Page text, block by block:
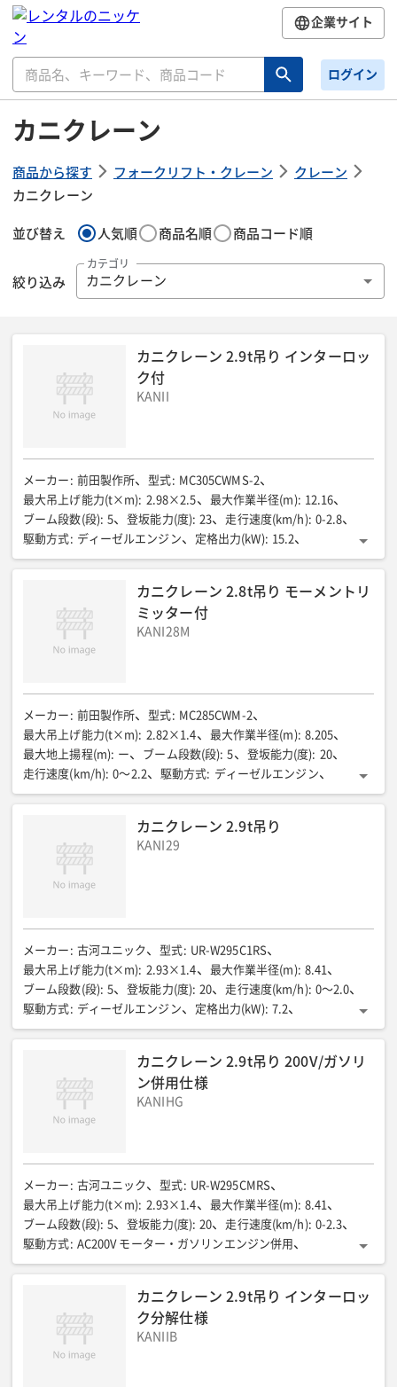
企業サイト
ログイン
カニクレーン
商品から探す フォークリフト・クレーン
クレーン
カニクレーン
並び替え 人気順 商品名順 商品コード順
絞り込み
カテゴリ
カニクレーン
カニクレーン 2.9t吊り インターロッ
ク付
KANII
メーカー : 前田製作所 型式: MC305CWMS-2
最大吊上げ能力(t×m): 2.98×2.5 最大作業半径(m): 12.16
ブーム段数(段): 5 登坂能力(度): 23 走行速度(km/h): 0-2.8
駆動方式: ディーゼルエンジン 定格出力(kW): 15.2
燃料/タンク容量(L): 軽油/40 輸送時全長(mm): 4285
カニクレーン 2.8t吊り モーメントリ
ミッター付
KANI28M
メーカー : 前田製作所 型式: MC285CWM-2
最大吊上げ能力(t×m): 2.82×1.4 最大作業半径(m): 8.205
最大地上揚程(m): ー ブーム段数(段): 5 登坂能力(度): 20
走行速度(km/h): 0〜2.2 駆動方式: ディーゼルエンジン
定格出力(kW): 7.4 燃料/タンク容量(L): 軽油/12
1470 機械質量(kg) 1960 アウトリガ
カニクレーン 2.9t吊り
KANI29
メーカー : 古河ユニック 型式: UR-W295C1RS
最大吊上げ能力(t×m): 2.93×1.4 最大作業半径(m): 8.41
ブーム段数(段): 5 登坂能力(度): 20 走行速度(km/h): 0〜2.0
駆動方式: ディーゼルエンジン 定格出力(kW): 7.2
燃料/タンク容量(L): 軽油/10 輸送時 全長(mm): 2730
カニクレーン 2.9t吊り 200V/ガソリ
ン併用仕様
KANIHG
メーカー : 古河ユニック 型式: UR-W295CMRS
最大吊上げ能力(t×m): 2.93×1.4 最大作業半径(m): 8.41
ブーム段数(段): 5 登坂能力(度): 20 走行速度(km/h): 0-2.3
駆動方式: AC200V モーター・ガソリンエンジン併用
定格出力(kW): 3.7/9.6 燃料/タンク容量(L): ガソリン/6
1430 機械質量(kg) 1995
カニクレーン 2.9t吊り インターロッ
ク分解仕様
KANIIB